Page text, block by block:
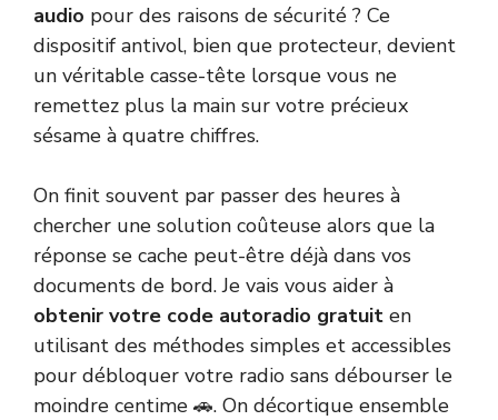
audio pour des raisons de sécurité ? Ce
dispositif antivol, bien que protecteur, devient
un véritable casse-tête lorsque vous ne
remettez plus la main sur votre précieux
sésame à quatre chiffres.
On finit souvent par passer des heures à
chercher une solution coûteuse alors que la
réponse se cache peut-être déjà dans vos
documents de bord. Je vais vous aider à
obtenir votre code autoradio gratuit en
utilisant des méthodes simples et accessibles
pour débloquer votre radio sans débourser le
moindre centime 🚗. On décortique ensemble